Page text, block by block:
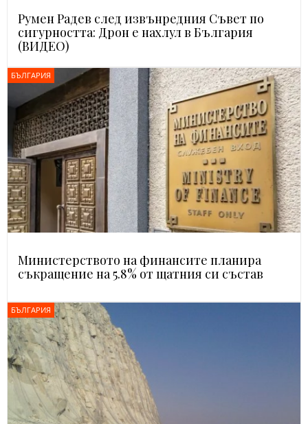
Румен Радев след извънредния Съвет по
сигурността: Дрон е нахлул в България
(ВИДЕО)
БЪЛГАРИЯ
Министерството на финансите планира
съкращение на 5.8% от щатния си състав
БЪЛГАРИЯ